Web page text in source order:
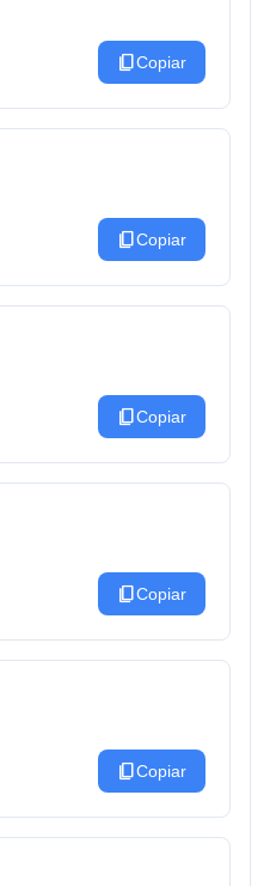
content_copyCopiar
content_copyCopiar
content_copyCopiar
content_copyCopiar
content_copyCopiar